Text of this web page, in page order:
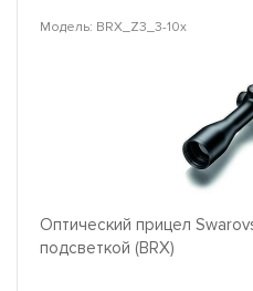
Модель: BRX_Z3_3-10x
Оптический прицел
подсветкой (BRX)